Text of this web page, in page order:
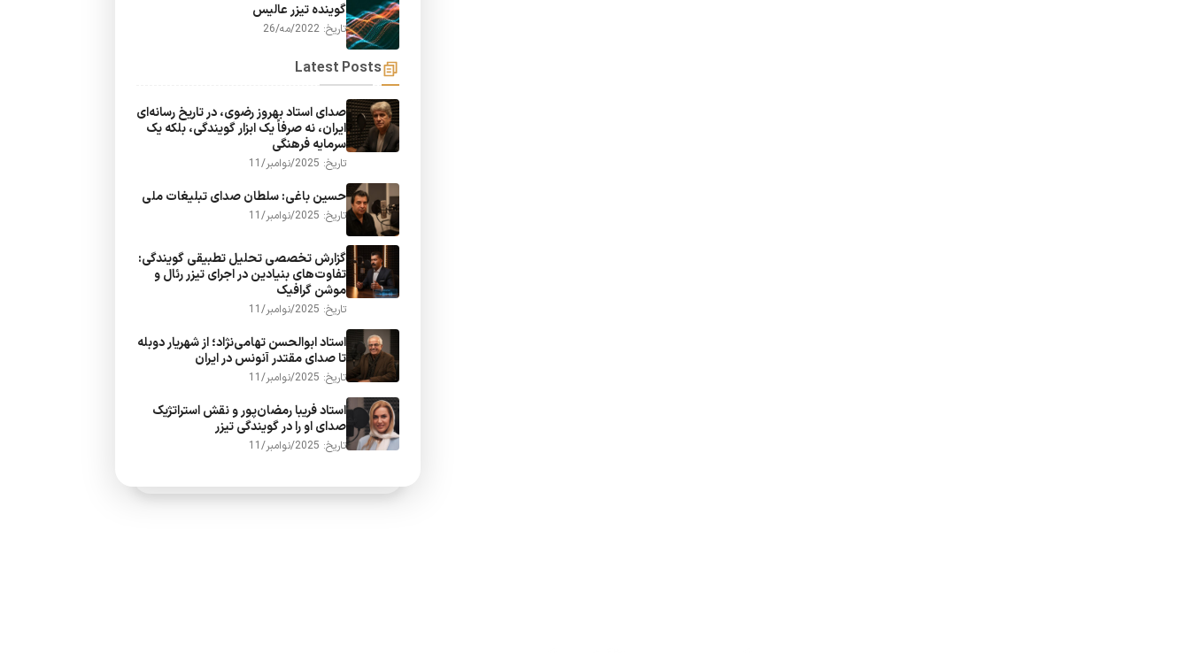
گوینده تیزر عالیس
تاریخ: 2022/مه/26
Latest Posts
صدای استاد بهروز رضوی، در تاریخ رسانه‌ای
ایران، نه صرفاً یک ابزار گویندگی، بلکه یک
سرمایه فرهنگی
تاریخ: 2025/نوامبر/11
حسین باغی: سلطان صدای تبلیغات ملی
تاریخ: 2025/نوامبر/11
گزارش تخصصی تحلیل تطبیقی گویندگی:
تفاوت‌های بنیادین در اجرای تیزر رئال و
موشن گرافیک
تاریخ: 2025/نوامبر/11
استاد ابوالحسن تهامی‌نژاد؛ از شهریار دوبله
تا صدای مقتدر آنونس در ایران
تاریخ: 2025/نوامبر/11
استاد فریبا رمضان‌پور و نقش استراتژیک
صدای او را در گویندگی تیزر
تاریخ: 2025/نوامبر/11